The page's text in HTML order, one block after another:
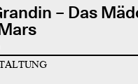
– Das